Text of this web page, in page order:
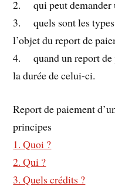
2. qui peut demander
3. quels sont les
l’objet du report de
4. quand un report de
la durée de celui-ci.
Report de paiement
principes
1. Quoi ?
2. Qui ?
3. Quels crédits ?